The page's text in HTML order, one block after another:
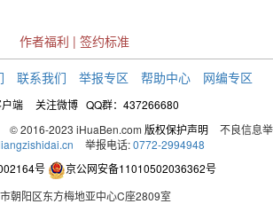
作者福利 | 签约标准
联系我们 举报专区 帮助中心 网编专区
端 关注微博 QQ群：437266680
© 2016-2023 iHuaBen.com 版权保护声明
不良信息举
举报电话: 0772-2994948
号
京公网安备11010502036362号
朝阳区东方梅地亚中心C座2809室